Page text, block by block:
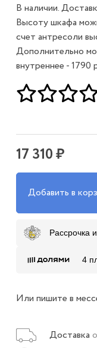
В наличии.
Высоту шкафа
счет антресоли
Дополнительно
внутреннее -
17 310 ₽
Добавить в
Рассрочка
4
Или пишите в
Доставка